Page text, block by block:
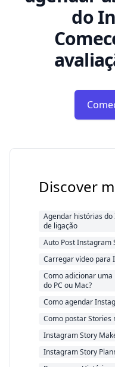
do
Discover
Agendar histórias
de ligação
Auto Post Instagram
Carregar vídeo para
Como adicionar
do PC ou Mac?
Como agendar
Como postar Stories
Instagram Story
Instagram Story